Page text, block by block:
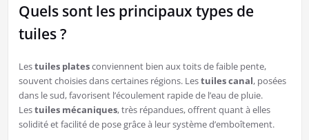
Quels sont les principaux types de
tuiles ?
Lestuiles platesconviennent bien aux toits de faible pente,
souvent choisies dans certaines régions. Lestuiles canal, posées
dans le sud, favorisent l’écoulement rapide de l’eau de pluie.
Lestuiles mécaniques, très répandues, offrent quant à elles
solidité et facilité de pose grâce à leur système d’emboîtement.